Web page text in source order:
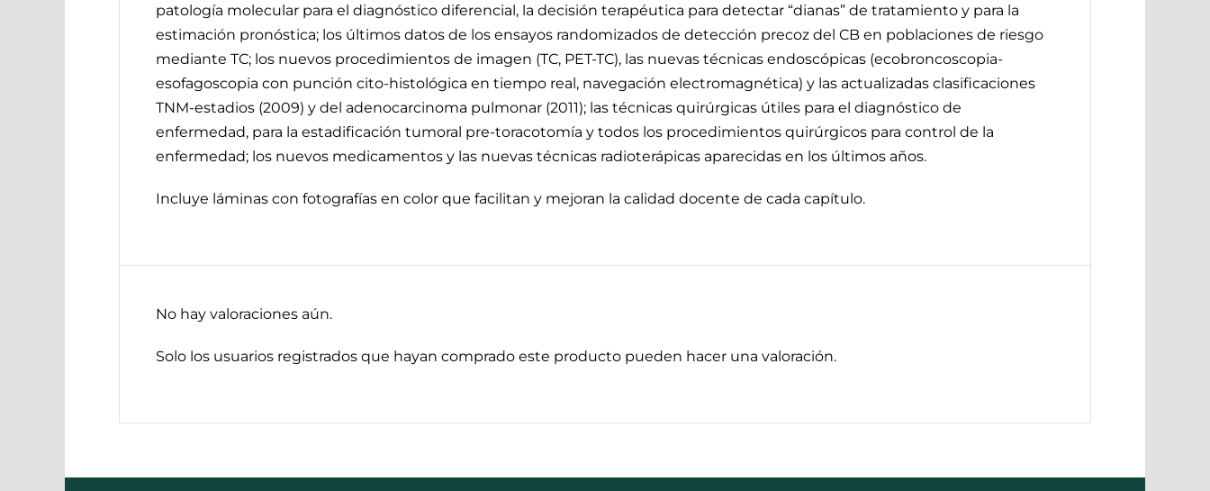
patología molecular para el diagnóstico diferencial, la decisión terapéutica para detectar “dianas” de tratamiento y para la
estimación pronóstica; los últimos datos de los ensayos randomizados de detección precoz del CB en poblaciones de riesgo
mediante TC; los nuevos procedimientos de imagen (TC, PET-TC), las nuevas técnicas endoscópicas (ecobroncoscopia-
esofagoscopia con punción cito-histológica en tiempo real, navegación electromagnética) y las actualizadas clasificaciones
TNM-estadios (2009) y del adenocarcinoma pulmonar (2011); las técnicas quirúrgicas útiles para el diagnóstico de
enfermedad, para la estadificación tumoral pre-toracotomía y todos los procedimientos quirúrgicos para control de la
enfermedad; los nuevos medicamentos y las nuevas técnicas radioterápicas aparecidas en los últimos años.
Incluye láminas con fotografías en color que facilitan y mejoran la calidad docente de cada capítulo.
No hay valoraciones aún.
Solo los usuarios registrados que hayan comprado este producto pueden hacer una valoración.